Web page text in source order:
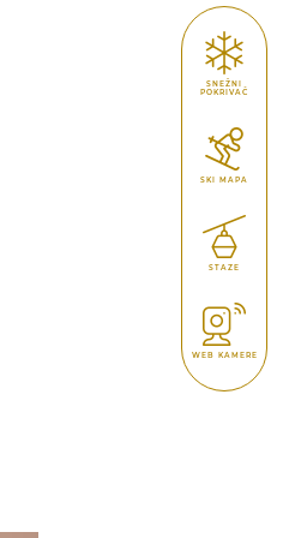
SNEŽNI
POKRIVAČ
SKI MAPA
STAZE
WEB KAMERE